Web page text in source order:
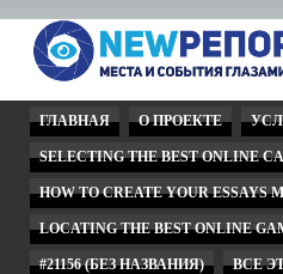
ГЛАВНАЯ О ПРОЕКТЕ
SELECTING THE BEST ONLINE
HOW TO CREATE YOUR ESSAYS
LOCATING THE BEST ONLINE
#21156 (БЕЗ НАЗВАНИЯ) ВСЕ